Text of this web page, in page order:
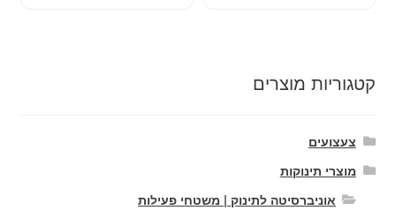
קטגוריות מוצרים
צעצועים
מוצרי תינוקות
אוניברסיטה לתינוק | משטחי פעילות